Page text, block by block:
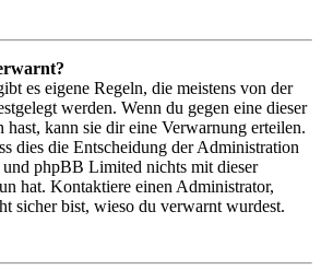
es eigene Regeln, die meistens von der
werden. Wenn du gegen eine dieser
hast, kann sie dir eine Verwarnung erteilen.
dies die Entscheidung der Administration
und phpBB Limited nichts mit dieser
hat. Kontaktiere einen Administrator,
sicher bist, wieso du verwarnt wurdest.